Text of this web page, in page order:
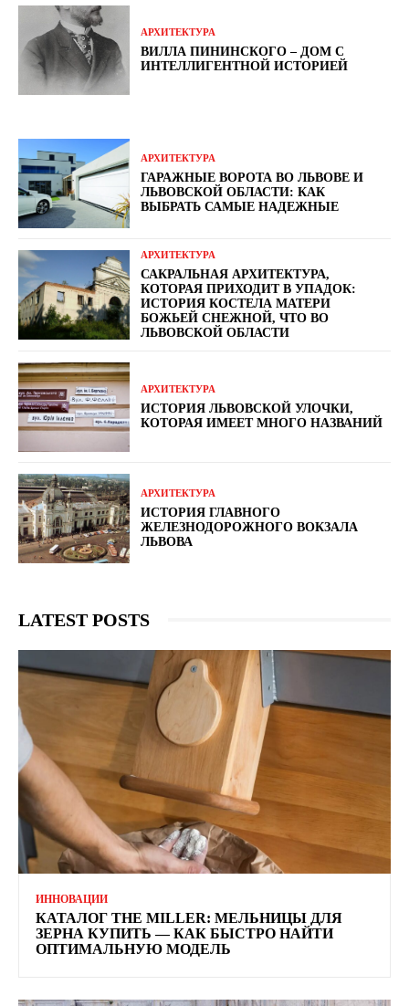
АРХИТЕКТУРА
ВИЛЛА ПИНИНСКОГО – ДОМ С
ИНТЕЛЛИГЕНТНОЙ ИСТОРИЕЙ
АРХИТЕКТУРА
ГАРАЖНЫЕ ВОРОТА ВО ЛЬВОВЕ И
ЛЬВОВСКОЙ ОБЛАСТИ: КАК
ВЫБРАТЬ САМЫЕ НАДЕЖНЫЕ
АРХИТЕКТУРА
САКРАЛЬНАЯ АРХИТЕКТУРА,
КОТОРАЯ ПРИХОДИТ В УПАДОК:
ИСТОРИЯ КОСТЕЛА МАТЕРИ
БОЖЬЕЙ СНЕЖНОЙ, ЧТО ВО
ЛЬВОВСКОЙ ОБЛАСТИ
АРХИТЕКТУРА
ИСТОРИЯ ЛЬВОВСКОЙ УЛОЧКИ,
КОТОРАЯ ИМЕЕТ МНОГО НАЗВАНИЙ
АРХИТЕКТУРА
ИСТОРИЯ ГЛАВНОГО
ЖЕЛЕЗНОДОРОЖНОГО ВОКЗАЛА
ЛЬВОВА
LATEST POSTS
ИННОВАЦИИ
КАТАЛОГ THE MILLER: МЕЛЬНИЦЫ ДЛЯ
ЗЕРНА КУПИТЬ — КАК БЫСТРО НАЙТИ
ОПТИМАЛЬНУЮ МОДЕЛЬ